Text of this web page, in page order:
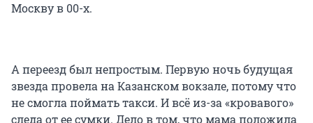
Москву в 00-х.
А переезд был непростым. Первую ночь будущая
звезда провела на Казанском вокзале, потому что
не смогла поймать такси. И всё из-за «кровавого»
следа от ее сумки. Дело в том, что мама положила